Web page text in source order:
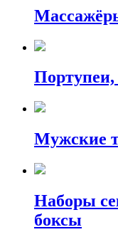
Портупеи,
Мужские
Наборы
боксы